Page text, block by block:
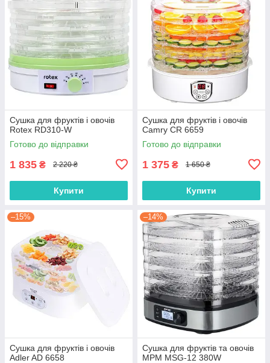
Сушка для фруктів і овочів
Rotex RD310-W
Готово до відправки
1 835 ₴ 2 220 ₴
Купити
Сушка для фруктів і овочів
Camry CR 6659
Готово до відправки
1 375 ₴ 1 650 ₴
Купити
–15%
Сушка для фруктів і овочів
Adler AD 6658
–14%
Сушка для фруктів та овочів
MPM MSG-12 380W